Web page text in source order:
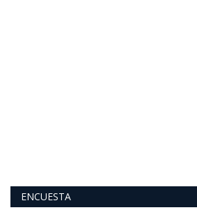
ENCUESTA